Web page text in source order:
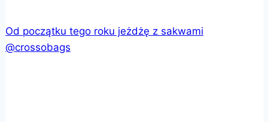
Od początku tego roku jeżdżę z sakwami
@crossobags